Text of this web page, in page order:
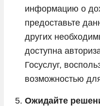
информацию о
предоставьте
других
доступна
Госуслуг,
возможностью
Ожидайте